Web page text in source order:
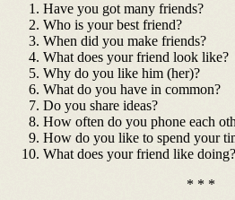
Have you got many friends?
Who is your best friend?
When did you make friends?
What does your friend look like?
Why do you like him (her)?
What do you have in common?
Do you share ideas?
How often do you phone each
How do you like to spend your
What does your friend like doing?
* * *